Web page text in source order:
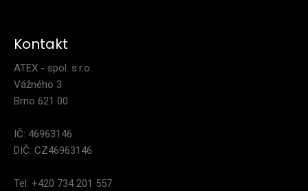
Ultralehká bunda s kapucí MEDARD neon žlutá
Kontakt
ATEX - spol. s.r.o.
Vážného 3
Brno 621 00
IČ: 46963146
DIČ: CZ46963146
Tel: +420 734 201 557